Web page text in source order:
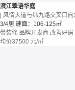
滨江翠语华庭
| 风情大道与纬九路交叉口
3/4居 建面：106-125㎡
带装修 品牌开发商 改善好房
均价37500 元/㎡